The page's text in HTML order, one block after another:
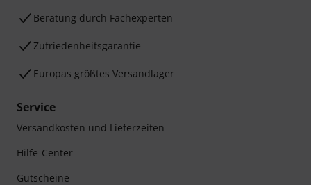
Beratung durch Fachexperten
Zufriedenheitsgarantie
Europas größtes Versandlager
Service
Versandkosten und Lieferzeiten
Hilfe-Center
Gutscheine